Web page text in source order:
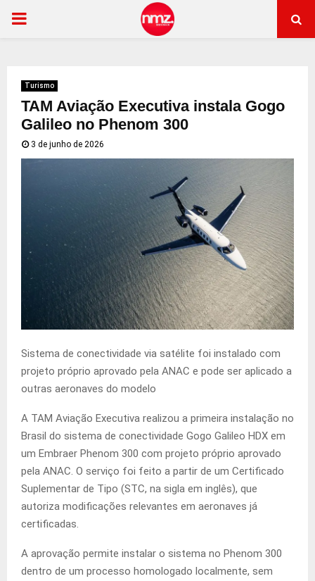
PRIMARY
Turismo
TAM Aviação Executiva instala Gogo
Galileo no Phenom 300
3 de junho de 2026
Sistema de conectividade via satélite foi instalado com
projeto próprio aprovado pela ANAC e pode ser aplicado a
outras aeronaves do modelo
A TAM Aviação Executiva realizou a primeira instalação no
Brasil do sistema de conectividade Gogo Galileo HDX em
um Embraer Phenom 300 com projeto próprio aprovado
pela ANAC. O serviço foi feito a partir de um Certificado
Suplementar de Tipo (STC, na sigla em inglês), que
autoriza modificações relevantes em aeronaves já
certificadas.
A aprovação permite instalar o sistema no Phenom 300
dentro de um processo homologado localmente, sem